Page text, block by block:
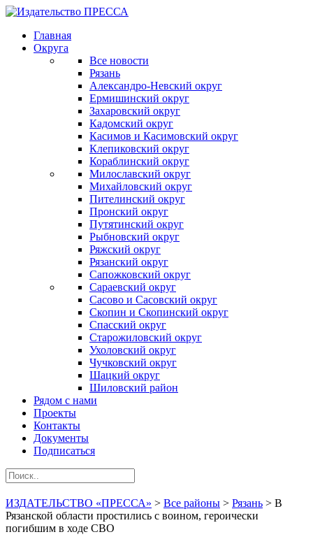
Главная
Округа
Все новости
Рязань
Александро-Невский округ
Ермишинский округ
Захаровский округ
Кадомский округ
Касимов и Касимовский округ
Клепиковский округ
Кораблинский округ
Милославский округ
Михайловский округ
Пителинский округ
Пронский округ
Путятинский округ
Рыбновский округ
Ряжский округ
Рязанский округ
Сапожковский округ
Сараевский округ
Сасово и Сасовский округ
Скопин и Скопинский округ
Спасский округ
Старожиловский округ
Ухоловский округ
Чучковский округ
Шацкий округ
Шиловский район
Рядом с нами
Проекты
Контакты
Документы
Подписаться
ИЗДАТЕЛЬСТВО «ПРЕССА» > Все районы > Рязань > В
Рязанской области простились с воином, героически
погибшим в ходе СВО